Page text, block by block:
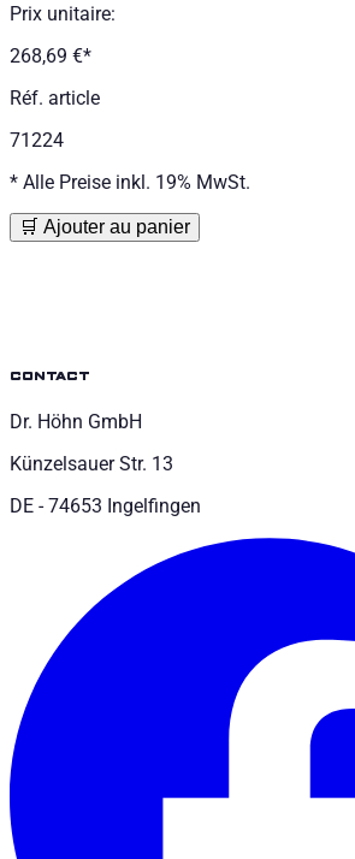
Prix unitaire:
268,69 €*
Réf. article
71224
* Alle Preise inkl. 19% MwSt.
🛒 Ajouter au panier
contact
Dr. Höhn GmbH
Künzelsauer Str. 13
DE - 74653 Ingelfingen